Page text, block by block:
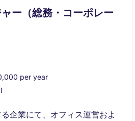
ー（総務・コーポレー
per year
企業にて、オフィス運営およ